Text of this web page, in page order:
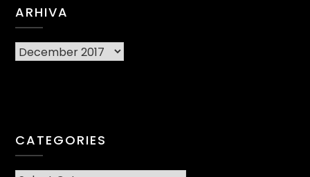
ARHIVA
Arhiva
CATEGORIES